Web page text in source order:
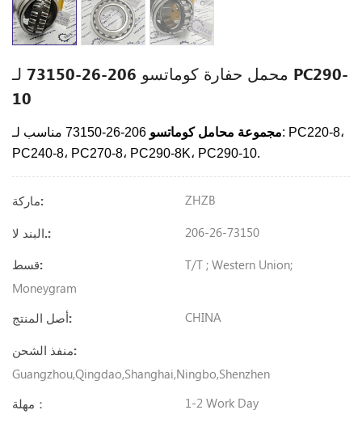
محمل حفارة كوماتسو 206-26-73150 لـ PC290-
10
مجموعة محامل كوماتسو
206-26-73150 مناسب لـ: PC220-8،
PC240-8، PC270-8، PC290-8K، PC290-10.
ماركة: ZHZB
البند لا.: 206-26-73150
قسط:
T/T ; Western Union;
Moneygram
أصل المنتج:
CHINA
منفذ الشحن:
Guangzhou,Qingdao,Shanghai,Ningbo,Shenzhen
مهلة：
1-2 Work Day